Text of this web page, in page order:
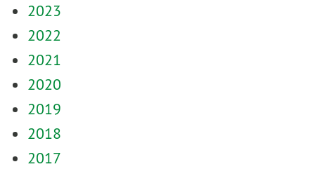
2023
2022
2021
2020
2019
2018
2017